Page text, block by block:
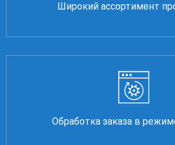
Широкий ассортимент
Обработка заказа в